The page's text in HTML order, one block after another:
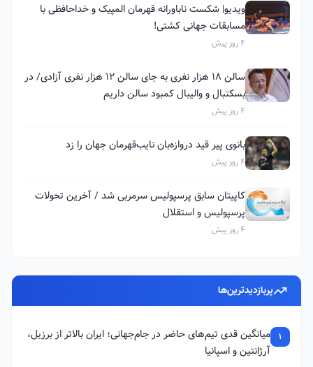
ویدیو| شکست ناباورانه قهرمان المپیک و خداحافظی با
مسابقات جهانی کشتی!
4 روز پیش
سالن ۱۸ هزار نفری به جای سالن ۱۲ هزار نفری آزادی/ در
بسکتبال و والیبال کمبود سالن داریم
4 روز پیش
بانوی پیر قید دروازه‌بان نایب‌قهرمان جهان را زد
4 روز پیش
کاپیتان سابق پرسپولیس سرمربی شد / آخرین تحولات
پرسپولیس و استقلال
4 روز پیش
پربازدیدترین‌ها
1
میانگین قدی تیم‌های حاضر در جام‌جهانی؛ ایران بالاتر از برزیل،
آرژانتین و اسپانیا